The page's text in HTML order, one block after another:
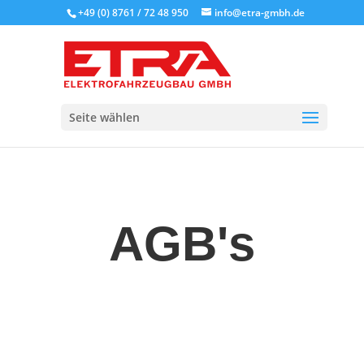
+49 (0) 8761 / 72 48 950 info@etra-gmbh.de
Seite wählen
AGB's